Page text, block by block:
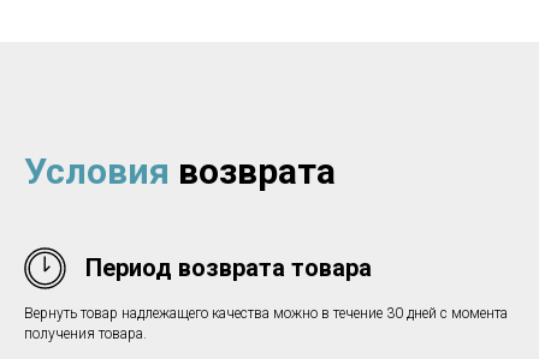
Условия возврата
Период возврата товара
Вернуть товар надлежащего качества можно в течение 30 дней с момента
получения товара.